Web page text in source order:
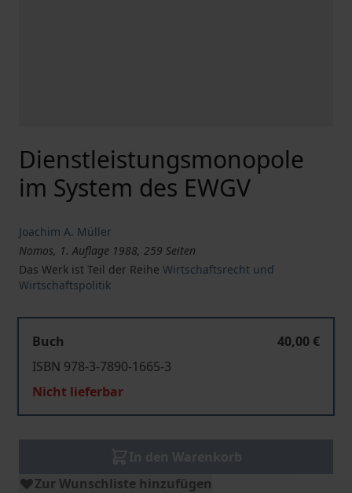
Dienstleistungsmonopole
im System des EWGV
Joachim A. Müller
Nomos, 1. Auflage 1988, 259 Seiten
Das Werk ist Teil der Reihe Wirtschaftsrecht und
Wirtschaftspolitik
Buch
40,00 €
ISBN 978-3-7890-1665-3
Nicht lieferbar
Zur Wunschliste hinzufügen